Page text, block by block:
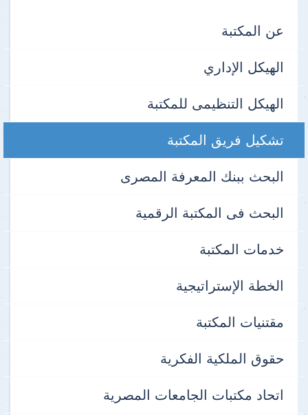
عن المكتبة
الهيكل الإداري
الهيكل التنظيمى للمكتبة
تشكيل فريق المكتبة
البحث ببنك المعرفة المصرى
البحث فى المكتبة الرقمية
خدمات المكتبة
الخطة الإستراتيجية
مقتنيات المكتبة
حقوق الملكية الفكرية
اتحاد مكتبات الجامعات المصرية